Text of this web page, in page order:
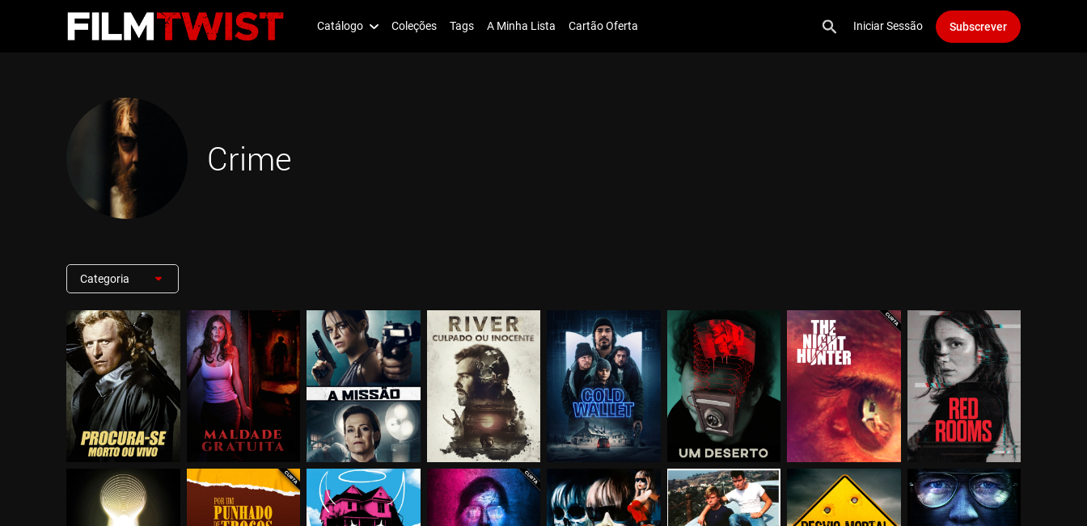
Catálogo Coleções Tags A Minha Lista Cartão Oferta Iniciar Sessão Subscrever
Crime
Categoria